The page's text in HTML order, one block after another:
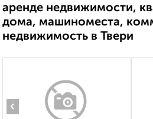
аренде недвижимости,
дома, машиноместа,
недвижимость в Твери
‹